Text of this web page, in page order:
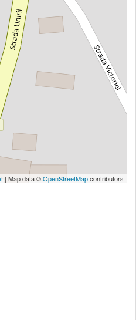
| Map data ©OpenStreetMapcontributors